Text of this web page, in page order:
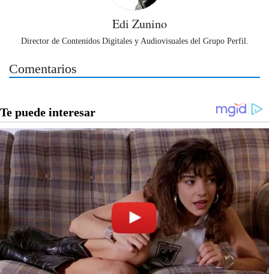
Edi Zunino
Director de Contenidos Digitales y Audiovisuales del Grupo Perfil.
Comentarios